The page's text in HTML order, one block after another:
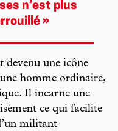
n’est plus
»
devenu une icône
homme ordinaire,
Il incarne une
ce qui facilite
militant